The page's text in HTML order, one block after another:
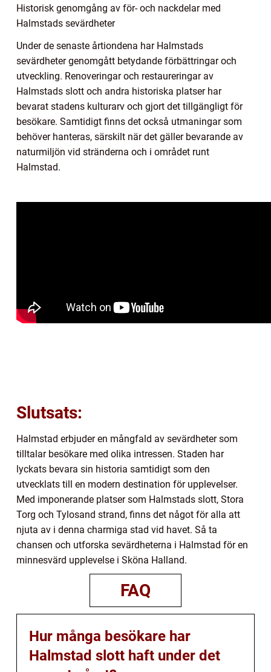
Historisk genomgång av för- och nackdelar med
Halmstads sevärdheter
Under de senaste årtiondena har Halmstads
sevärdheter genomgått betydande förbättringar och
utveckling. Renoveringar och restaureringar av
Halmstads slott och andra historiska platser har
bevarat stadens kulturarv och gjort det tillgängligt för
besökare. Samtidigt finns det också utmaningar som
behöver hanteras, särskilt när det gäller bevarande av
naturmiljön vid stränderna och i området runt
Halmstad.
Slutsats:
Halmstad erbjuder en mångfald av sevärdheter som
tilltalar besökare med olika intressen. Staden har
lyckats bevara sin historia samtidigt som den
utvecklats till en modern destination för upplevelser.
Med imponerande platser som Halmstads slott, Stora
Torg och Tylosand strand, finns det något för alla att
njuta av i denna charmiga stad vid havet. Så ta
chansen och utforska sevärdheterna i Halmstad för en
minnesvärd upplevelse i Sköna Halland.
FAQ
Hur många besökare har
Halmstad slott haft under det